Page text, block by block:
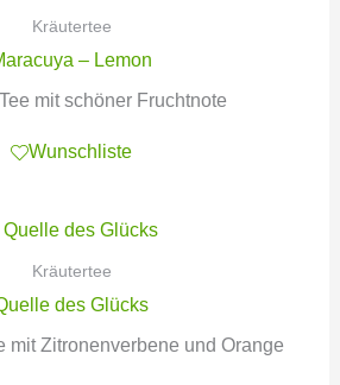
Kräutertee
– Lemon
mit schöner Fruchtnote
Wunschliste
Kräutertee
des Glücks
mit Zitronenverbene und Orange